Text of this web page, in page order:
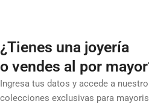
¿Tienes una joyería
o vendes al por
Ingresa tus datos y accede a
colecciones exclusivas para